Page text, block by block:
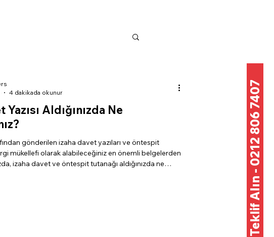
Teklif Alın - 0212 806 7407
Yazısı Aldığınızda Ne
gönderilen izaha davet yazıları ve öntespit
mükellefi olarak alabileceğiniz en önemli belgelerden
izaha davet ve öntespit tutanağı aldığınızda ne
4 dakikada okunur